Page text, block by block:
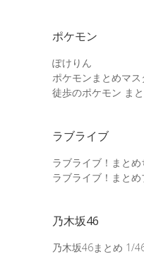
ポケモン
ぽけりん
ポケモンまとめマス
徒歩のポケモン ま
ラブライブ
ラブライブ！まとめ
ラブライブ！まと
乃木坂46
乃木坂46まとめ 1/